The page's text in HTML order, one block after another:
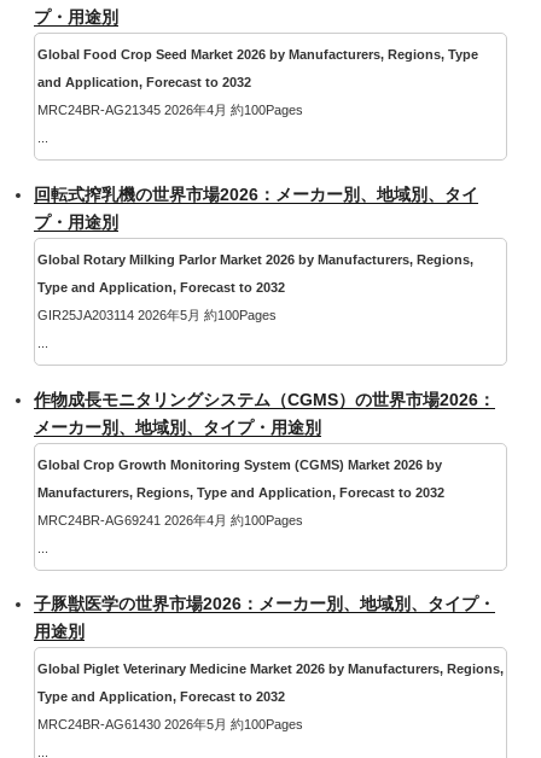
プ・用途別
Global Food Crop Seed Market 2026 by Manufacturers, Regions, Type
and Application, Forecast to 2032
MRC24BR-AG21345 2026年4月 約100Pages
回転式搾乳機の世界市場2026：メーカー別、地域別、タイ
プ・用途別
Global Rotary Milking Parlor Market 2026 by Manufacturers, Regions,
Type and Application, Forecast to 2032
GIR25JA203114 2026年5月 約100Pages
作物成長モニタリングシステム（CGMS）の世界市場2026：
メーカー別、地域別、タイプ・用途別
Global Crop Growth Monitoring System (CGMS) Market 2026 by
Manufacturers, Regions, Type and Application, Forecast to 2032
MRC24BR-AG69241 2026年4月 約100Pages
子豚獣医学の世界市場2026：メーカー別、地域別、タイプ・
用途別
Global Piglet Veterinary Medicine Market 2026 by Manufacturers, Regions,
Type and Application, Forecast to 2032
MRC24BR-AG61430 2026年5月 約100Pages